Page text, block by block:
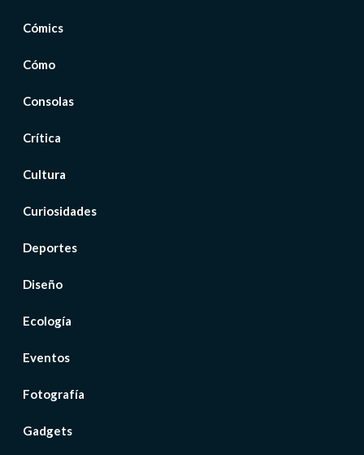
Cómics
Cómo
Consolas
Crítica
Cultura
Curiosidades
Deportes
Diseño
Ecología
Eventos
Fotografía
Gadgets